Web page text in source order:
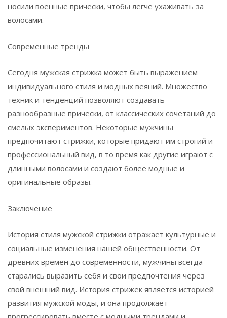
носили военные прически, чтобы легче ухаживать за
волосами.
Современные тренды
Сегодня мужская стрижка может быть выражением
индивидуального стиля и модных веяний. Множество
техник и тенденций позволяют создавать
разнообразные прически, от классических сочетаний до
смелых экспериментов. Некоторые мужчины
предпочитают стрижки, которые придают им строгий и
профессиональный вид, в то время как другие играют с
длинными волосами и создают более модные и
оригинальные образы.
Заключение
История стиля мужской стрижки отражает культурные и
социальные изменения нашей общественности. От
древних времен до современности, мужчины всегда
старались выразить себя и свои предпочтения через
свой внешний вид. История стрижек является историей
развития мужской моды, и она продолжает